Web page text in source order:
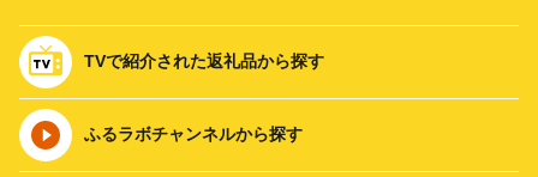
TVで紹介された返礼品から探す
ふるラボチャンネルから探す